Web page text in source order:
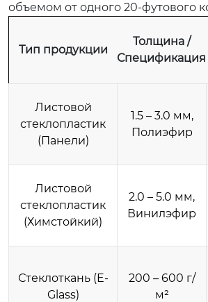
объемом от одного 20-футового
Тип продукции
Толщина /
Спецификация
Листовой
стеклопластик
(Панели)
1.5 – 3.0 мм,
Полиэфир
Листовой
стеклопластик
(Химстойкий)
2.0 – 5.0 мм,
Винилэфир
Стеклоткань (E-
Glass)
200 – 600 г/
м²